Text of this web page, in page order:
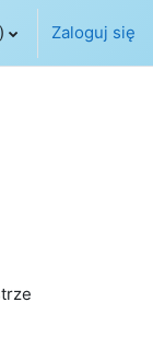
Zaloguj się